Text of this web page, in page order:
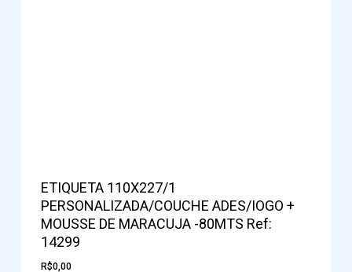
ETIQUETA 110X227/1
PERSONALIZADA/COUCHE ADES/IOGO +
MOUSSE DE MARACUJA -80MTS Ref:
14299
R$0,00